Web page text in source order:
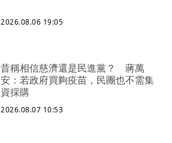
2026.08.06 19:05
昔稱相信慈濟還是民進黨？ 蔣萬
安：若政府買夠疫苗，民團也不需集
資採購
2026.08.07 10:53